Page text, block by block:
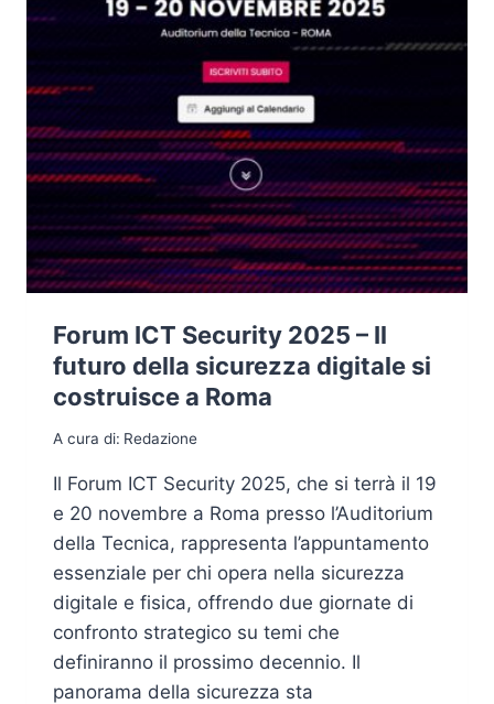
Forum ICT Security 2025 – Il
futuro della sicurezza digitale si
costruisce a Roma
A cura di: Redazione
Il Forum ICT Security 2025, che si terrà il 19
e 20 novembre a Roma presso l’Auditorium
della Tecnica, rappresenta l’appuntamento
essenziale per chi opera nella sicurezza
digitale e fisica, offrendo due giornate di
confronto strategico su temi che
definiranno il prossimo decennio. Il
panorama della sicurezza sta